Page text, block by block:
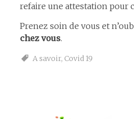
refaire une attestation pour
Prenez soin de vous et
chez vous.
A savoir, Covid 19